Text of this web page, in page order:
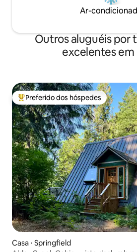
Ar-
Outros aluguéis por
excelentes em
Entre os melhores preferidos dos
Preferido dos hóspedes
Casa ⋅ Springfield